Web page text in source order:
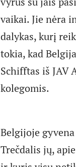
vaikai. Jie nėra
dalykas, kurį
tokia, kad
Schifftas iš JAV
kolegomis.
Belgijoje
Trečdalis jų,